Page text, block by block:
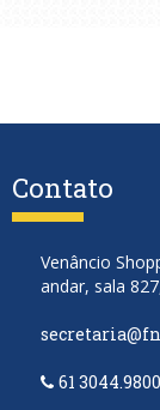
Contato
Venâncio
andar, sala
61 3044.9800